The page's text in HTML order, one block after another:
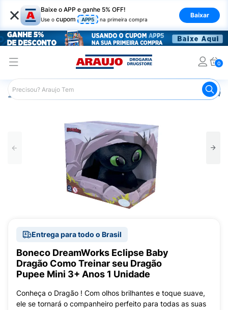
× Baixe o APP e ganhe 5% OFF!
Use o cupom APP5 na primeira compra
Baixar
0
Araujo Infantil Boneco
Entrega para todo o Brasil
Boneco DreamWorks Eclipse Baby
Dragão Como Treinar seu Dragão
Pupee Mini 3+ Anos 1 Unidade
Conheça o Dragão ! Com olhos brilhantes e toque suave,
ele se tornará o companheiro perfeito para todas as suas